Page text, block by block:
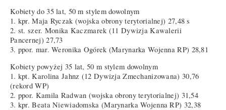
Kobiety do 35 lat, 50 m stylem dowolnym
1. kpr. Maja Ryczak (wojska obrony terytorialnej) 27,48 s
2. st. szer. Monika Kaczmarek (11 Dywizja Kawalerii
Pancernej) 27,73
3. ppor. mar. Weronika Ogórek (Marynarka Wojenna RP) 28,81
Kobiety powyżej 35 lat, 50 m stylem dowolnym
1. kpt. Karolina Jahnz (12 Dywizja Zmechanizowana) 30,76
(rekord WP)
2. ppor. Kamila Radwan (wojska obrony terytorialnej) 31,54
3. kpr. Beata Niewiadomska (Marynarka Wojenna RP) 32,38